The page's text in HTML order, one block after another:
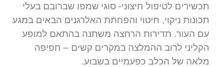
תכשירים לטיפול חיצוני- סוגי שמפו שברובם בעלי
תכונות ניקוי, חיטוי והפחתת האלרגנים הבאים במגע
עם העור. תדירות הרחצה משתנה בהתאם למופע
הקליני לרוב ההמלצה במקרים קשים – חפיפה
מלאה של הכלב כפעמיים בשבוע.